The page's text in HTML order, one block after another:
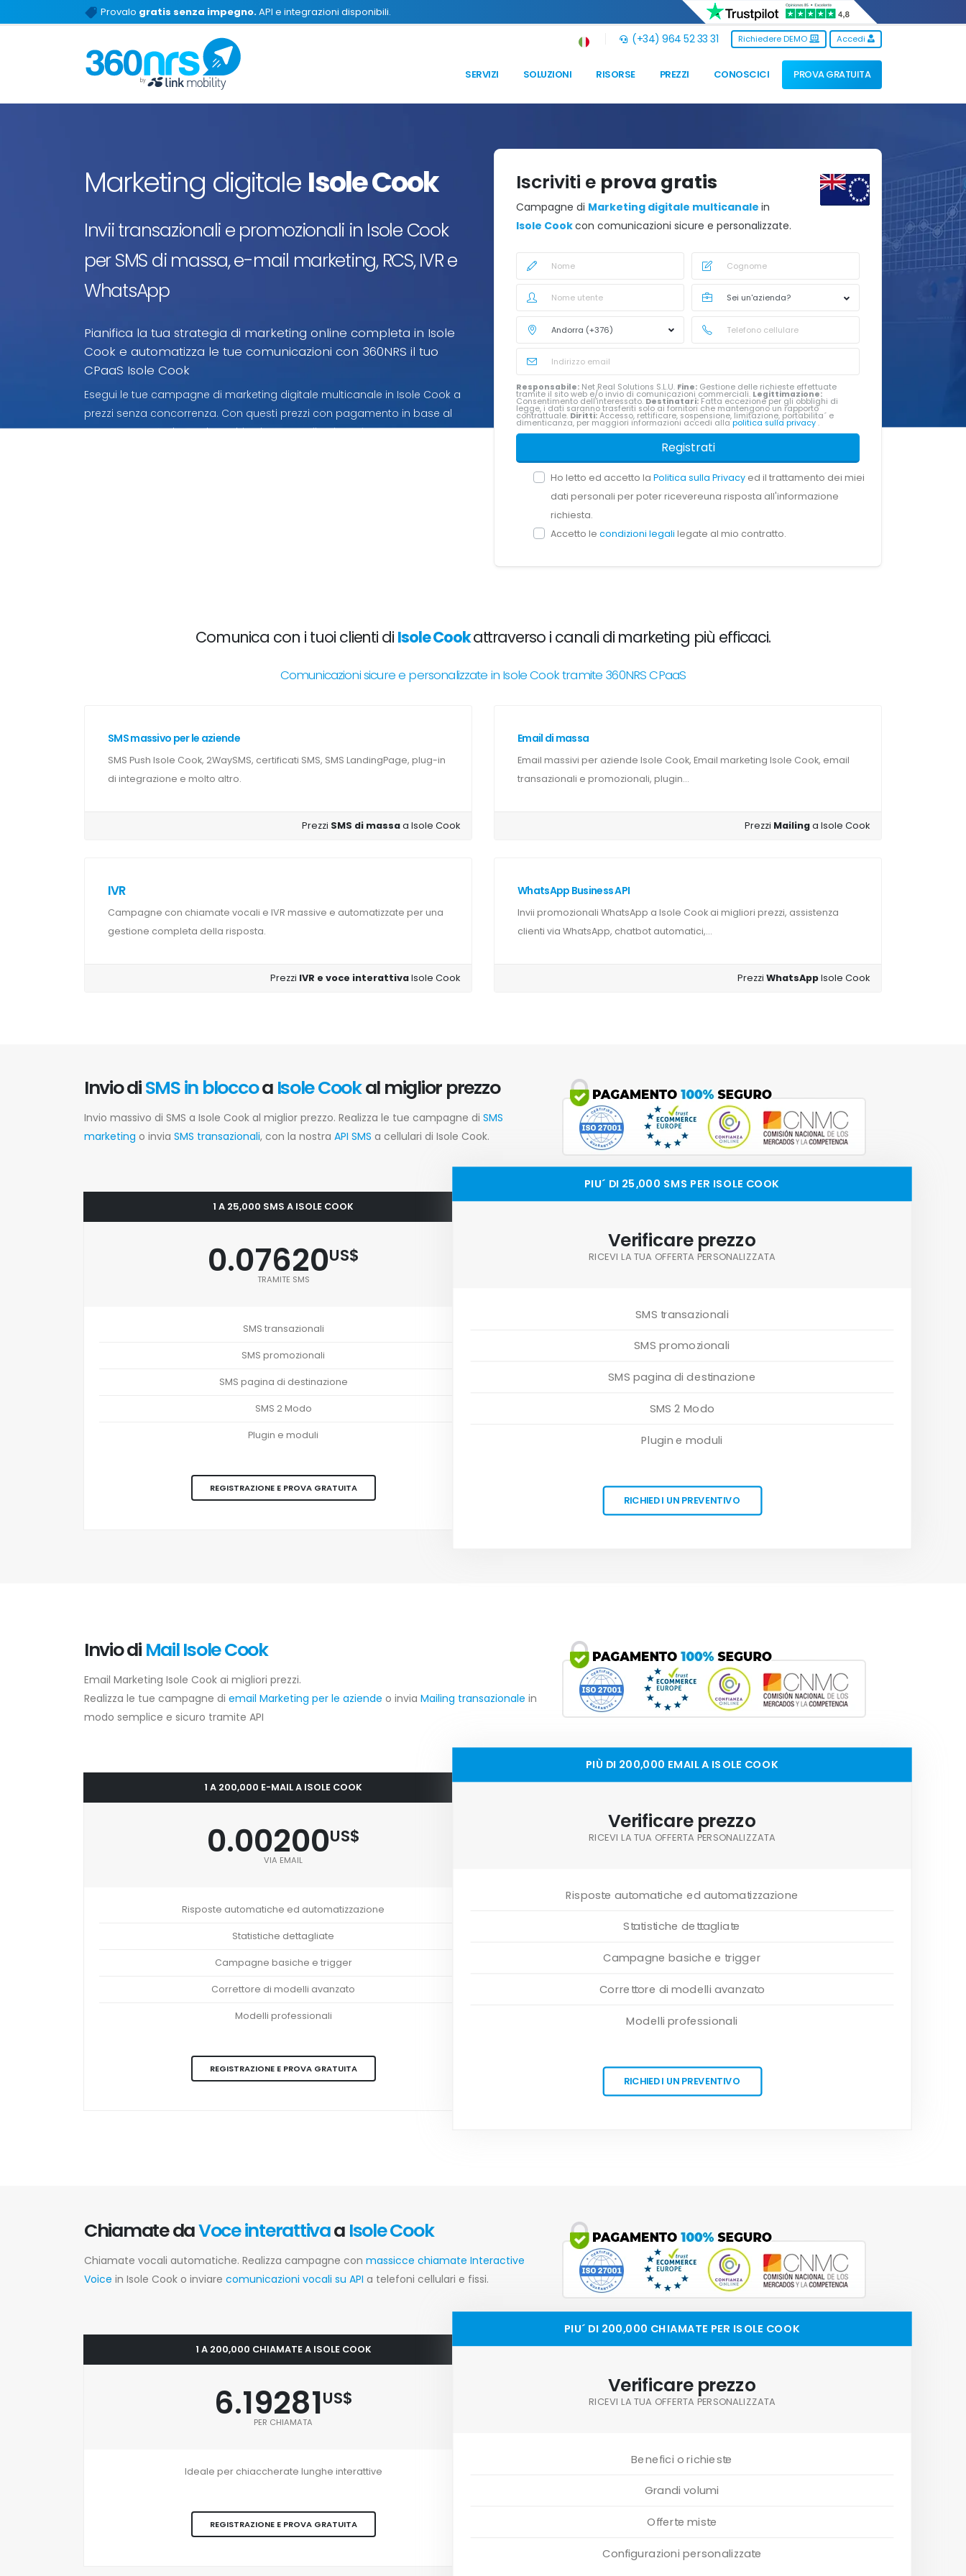
Provalo gratis senza impegno.API e integrazioni disponibili.
(+34) 964 52 33 31 Richiedere DEMO Accedi
SERVIZI SOLUZIONI RISORSE PREZZI CONOSCICI PROVA GRATUITA
Marketing digitale Isole Cook
Invii transazionali e promozionali in Isole Cook
per SMS di massa, e-mail marketing, RCS, IVR e
WhatsApp
Pianifica la tua strategia di marketing online completa in Isole
Cook e automatizza le tue comunicazioni con 360NRS il tuo
CPaaS Isole Cook
Esegui le tue campagne di marketing digitale multicanale in Isole Cook a
prezzi senza concorrenza. Con questi prezzi con pagamento in base al
consumo per Isole Cook paghi solo per quello che usi.
Iscriviti e prova gratis
Campagne di Marketing digitale multicanalein
Isole Cookcon comunicazioni sicure e personalizzate.
Responsabile: Net Real Solutions S.L.U. Fine: Gestione delle richieste effettuate
tramite il sito web e/o invio di comunicazioni commerciali. Legittimazione:
Consentimento dell'interessato. Destinatari: Fatta eccezione per gli obblighi di
legge, i dati saranno trasferiti solo ai fornitori che mantengono un rapporto
contrattuale. Diritti: Accesso, rettificare, sospensione, limitazione, portabilita´ e
dimenticanza, per maggiori informazioni accedi allapolitica sulla privacy.
Registrati
Ho letto ed accetto laPolitica sulla Privacy ed il trattamento dei miei
dati personali per poter ricevereuna risposta all'informazione
richiesta.
Accetto lecondizioni legalilegate al mio contratto.
Comunica con i tuoi clienti di Isole Cookattraverso i canali di marketing più efficaci.
Comunicazioni sicure e personalizzate in Isole Cook tramite 360NRS CPaaS
SMS massivo per le aziende
SMS Push Isole Cook, 2WaySMS, certificati SMS, SMS LandingPage, plug-in
di integrazione e molto altro.
Prezzi SMS di massaa Isole Cook
Email di massa
Email massivi per aziende Isole Cook, Email marketing Isole Cook, email
transazionali e promozionali, plugin...
Prezzi Mailinga Isole Cook
IVR
Campagne con chiamate vocali e IVR massive e automatizzate per una
gestione completa della risposta.
Prezzi IVR e voce interattivaIsole Cook
WhatsApp Business API
Invii promozionali WhatsApp a Isole Cook ai migliori prezzi, assistenza
clienti via WhatsApp, chatbot automatici,...
PrezziWhatsAppIsole Cook
Invio diSMS in bloccoa Isole Cookal miglior prezzo
Invio massivo di SMS a Isole Cook al miglior prezzo. Realizza le tue campagne di SMS
marketing o invia SMS transazionali, con la nostra API SMS a cellulari di Isole Cook.
1 A 25,000 SMS A ISOLE COOK
0.07620US$
TRAMITE SMS
SMS transazionali
SMS promozionali
SMS pagina di destinazione
SMS 2 Modo
Plugin e moduli
REGISTRAZIONE E PROVA GRATUITA
PIU´ DI 25,000 SMS PER ISOLE COOK
Verificare prezzo
RICEVI LA TUA OFFERTA PERSONALIZZATA
SMS transazionali
SMS promozionali
SMS pagina di destinazione
SMS 2 Modo
Plugin e moduli
RICHIEDI UN PREVENTIVO
Invio di Mail Isole Cook
Email Marketing Isole Cook ai migliori prezzi.
Realizza le tue campagne di email Marketing per le aziende o invia Mailing transazionale in
modo semplice e sicuro tramite API
1 A 200,000 E-MAIL A ISOLE COOK
0.00200US$
VIA EMAIL
Risposte automatiche ed automatizzazione
Statistiche dettagliate
Campagne basiche e trigger
Correttore di modelli avanzato
Modelli professionali
REGISTRAZIONE E PROVA GRATUITA
PIÙ DI 200,000 EMAIL A ISOLE COOK
Verificare prezzo
RICEVI LA TUA OFFERTA PERSONALIZZATA
Risposte automatiche ed automatizzazione
Statistiche dettagliate
Campagne basiche e trigger
Correttore di modelli avanzato
Modelli professionali
RICHIEDI UN PREVENTIVO
Chiamate daVoce interattivaa Isole Cook
Chiamate vocali automatiche. Realizza campagne con massicce chiamate Interactive
Voice in Isole Cook o inviare comunicazioni vocali su API a telefoni cellulari e fissi.
1 A 200,000 CHIAMATE A ISOLE COOK
6.19281US$
PER CHIAMATA
Ideale per chiaccherate lunghe interattive
REGISTRAZIONE E PROVA GRATUITA
PIU´ DI 200,000 CHIAMATE PER ISOLE COOK
Verificare prezzo
RICEVI LA TUA OFFERTA PERSONALIZZATA
Benefici o richieste
Grandi volumi
Offerte miste
Configurazioni personalizzate